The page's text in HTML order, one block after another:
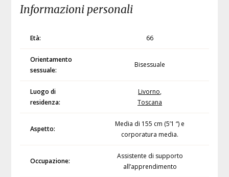
Informazioni personali
Età: 66
Orientamento
sessuale:
Bisessuale
Luogo di
residenza:
Livorno,
Toscana
Aspetto:
Media di 155 cm (5’1 “) e
corporatura media.
Occupazione:
Assistente di supporto
all’apprendimento